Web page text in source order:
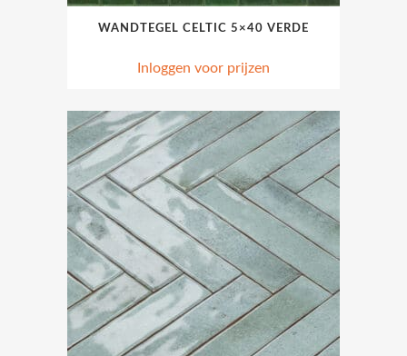
WANDTEGEL CELTIC 5×40 VERDE
Inloggen voor prijzen